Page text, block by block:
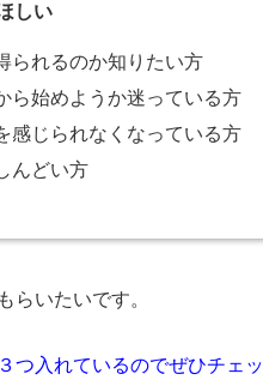
しい
られるのか知りたい方
ら始めようか迷っている方
感じられなくなっている方
んどい方
らいたいです。
つ入れているのでぜひチェ